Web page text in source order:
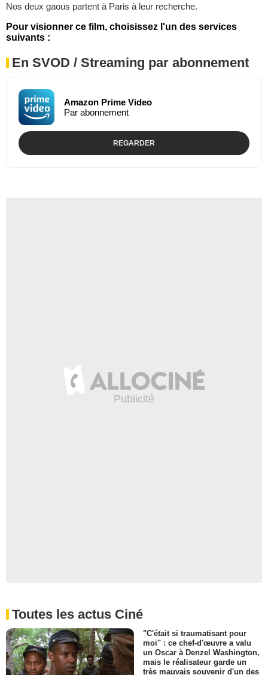
Nos deux gaous partent à Paris à leur recherche.
Pour visionner ce film, choisissez l'un des services
suivants :
En SVOD / Streaming par abonnement
Amazon Prime Video
Par abonnement
REGARDER
Toutes les actus Ciné
"C'était si traumatisant pour
moi" : ce chef-d'œuvre a valu
un Oscar à Denzel Washington,
mais le réalisateur garde un
très mauvais souvenir d'un des